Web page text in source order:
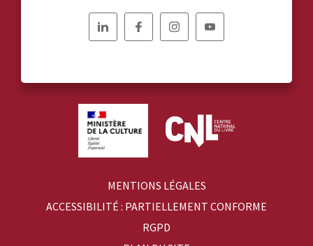
Nous
Nous
Nous
Nous
MENTIONS LÉGALES
ACCESSIBILITÉ : PARTIELLEMENT CONFORME
RGPD